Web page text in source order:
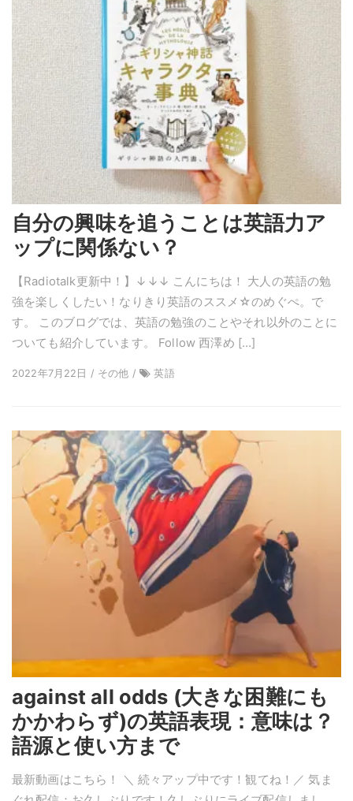
自分の興味を追うことは英語力ア
ップに関係ない？
【Radiotalk更新中！】↓↓↓ こんにちは！ 大人の英語の勉
強を楽しくしたい！なりきり英語のススメ☆のめぐぺ。で
す。 このブログでは、英語の勉強のことやそれ以外のことに
ついても紹介しています。 Follow 西澤め […]
2022年7月22日 / その他 / 英語
against all odds (大きな困難にも
かかわらず)の英語表現：意味は？
語源と使い方まで
最新動画はこちら！ ＼ 続々アップ中です！観てね！／ 気ま